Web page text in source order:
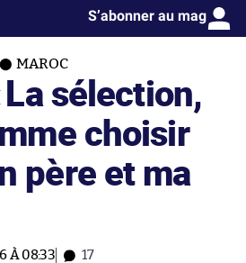
S’abonner au mag
MAROC
La sélection,
choisir
père et ma
À 08:33 17